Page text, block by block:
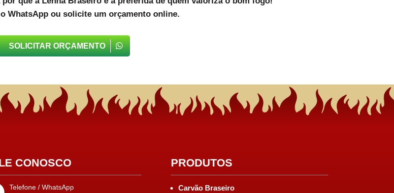
WhatsApp ou solicite um orçamento online.
SOLICITAR ORÇAMENTO
CONOSCO
Telefone / WhatsApp
PRODUTOS
Carvão Braseiro